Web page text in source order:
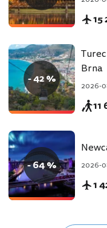
15
- 42 %
Brna
2026-
11
- 64 % 2026-
1